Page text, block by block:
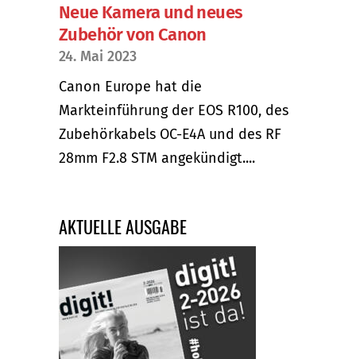
Neue Kamera und neues
Zubehör von Canon
24. Mai 2023
Canon Europe hat die
Markteinführung der EOS R100, des
Zubehörkabels OC-E4A und des RF
28mm F2.8 STM angekündigt....
AKTUELLE AUSGABE